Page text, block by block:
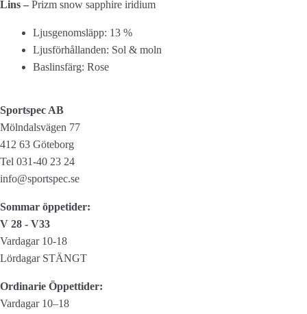
Lins – Prizm snow sapphire iridium
Ljusgenomsläpp: 13 %
Ljusförhållanden: Sol & moln
Baslinsfärg: Rose
Sportspec AB
Mölndalsvägen 77
412 63 Göteborg
Tel 031-40 23 24
info@sportspec.se
Sommar öppetider:
V 28 - V33
Vardagar 10-18
Lördagar STÄNGT
Ordinarie Öppettider:
Vardagar 10–18